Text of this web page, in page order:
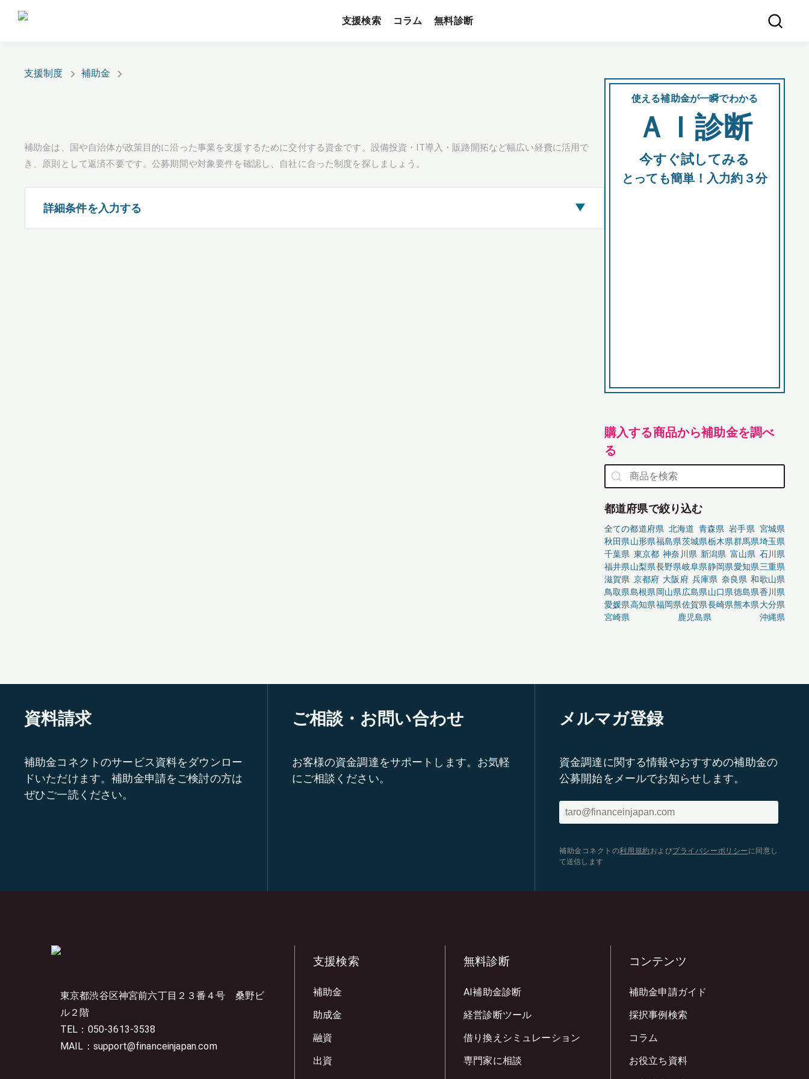
支援検索 コラム 無料診断
支援制度 補助金
補助金は、国や自治体が政策目的に沿った事業を支援するために交付する資金です。設備投資・IT導入・販路開拓など幅広い経費に活用で
き、原則として返済不要です。公募期間や対象要件を確認し、自社に合った制度を探しましょう。
詳細条件を入力する ▶
使える補助金が一瞬でわかる
ＡＩ診断
今すぐ試してみる
とっても簡単！入力約３分
購入する商品から補助金を調べ
る
都道府県で絞り込む
全ての都道府県 北海道 青森県 岩手県 宮城県
秋田県山形県福島県茨城県栃木県群馬県埼玉県
千葉県 東京都 神奈川県 新潟県 富山県 石川県
福井県山梨県長野県岐阜県静岡県愛知県三重県
滋賀県 京都府 大阪府 兵庫県 奈良県 和歌山県
鳥取県島根県岡山県広島県山口県徳島県香川県
愛媛県高知県福岡県佐賀県長崎県熊本県大分県
宮崎県
鹿児島県 沖縄県
資料請求
補助金コネクトのサービス資料をダウンロー
ドいただけます。補助金申請をご検討の方は
ぜひご一読ください。
ご相談・お問い合わせ
お客様の資金調達をサポートします。お気軽
にご相談ください。
メルマガ登録
資金調達に関する情報やおすすめの補助金の
公募開始をメールでお知らせします。
補助金コネクトの利用規約 およびプライバシーポリシー に同意し
て送信します
東京都渋谷区神宮前六丁目２３番４号 桑野ビ
ル２階
TEL：050-3613-3538
MAIL：support@financeinjapan.com
支援検索
補助金
助成金
融資
出資
無料診断
AI補助金診断
経営診断ツール
借り換えシミュレーション
専門家に相談
コンテンツ
補助金申請ガイド
採択事例検索
コラム
お役立ち資料